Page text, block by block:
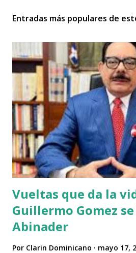
Entradas más populares de
Vueltas que da la
Guillermo Gomez
Abinader
Por Clarin Dominicano mayo 17,